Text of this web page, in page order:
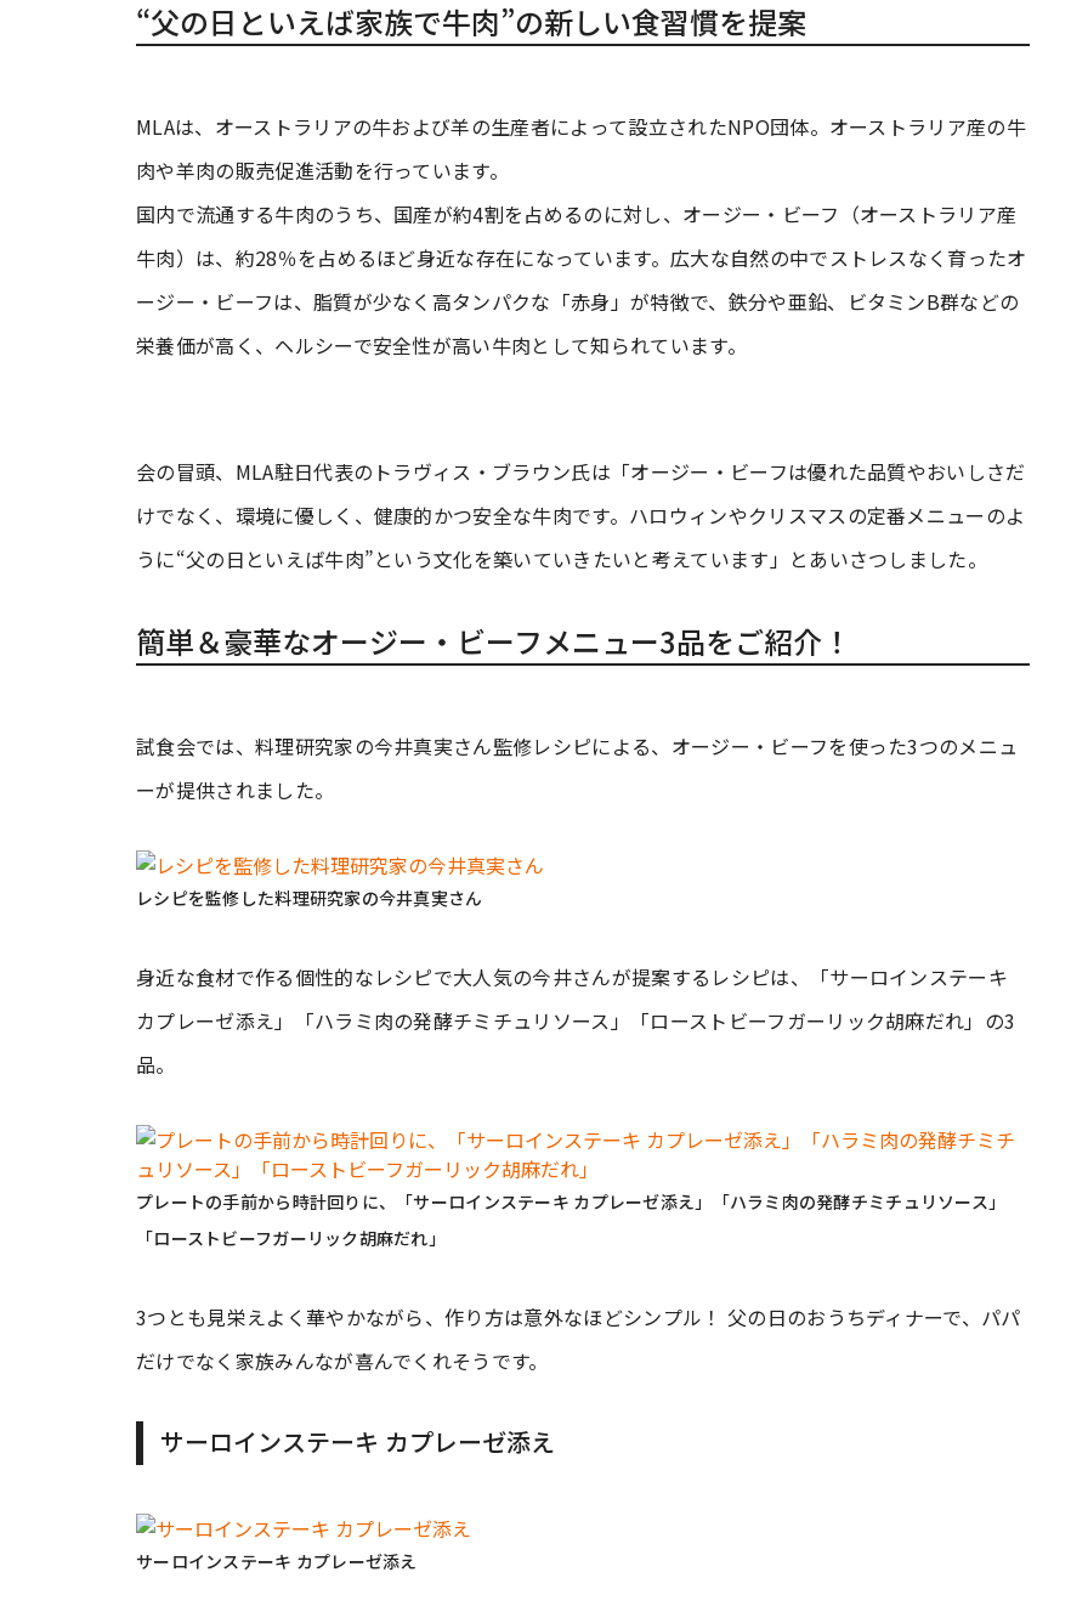
“父の日といえば家族で牛肉”の新しい食習慣を提案
MLAは、オーストラリアの牛および羊の生産者によって設立されたNPO団体。オーストラリア産の牛
肉や羊肉の販売促進活動を行っています。
国内で流通する牛肉のうち、国産が約4割を占めるのに対し、オージー・ビーフ（オーストラリア産
牛肉）は、約28％を占めるほど身近な存在になっています。広大な自然の中でストレスなく育ったオ
ージー・ビーフは、脂質が少なく高タンパクな「赤身」が特徴で、鉄分や亜鉛、ビタミンB群などの
栄養価が高く、ヘルシーで安全性が高い牛肉として知られています。
会の冒頭、MLA駐日代表のトラヴィス・ブラウン氏は「オージー・ビーフは優れた品質やおいしさだ
けでなく、環境に優しく、健康的かつ安全な牛肉です。ハロウィンやクリスマスの定番メニューのよ
うに“父の日といえば牛肉”という文化を築いていきたいと考えています」とあいさつしました。
簡単＆豪華なオージー・ビーフメニュー3品をご紹介！
試食会では、料理研究家の今井真実さん監修レシピによる、オージー・ビーフを使った3つのメニュ
ーが提供されました。
レシピを監修した料理研究家の今井真実さん
身近な食材で作る個性的なレシピで大人気の今井さんが提案するレシピは、「サーロインステーキ
カプレーゼ添え」「ハラミ肉の発酵チミチュリソース」「ローストビーフガーリック胡麻だれ」の3
品。
プレートの手前から時計回りに、「サーロインステーキ カプレーゼ添え」「ハラミ肉の発酵チミチュリソース」
「ローストビーフガーリック胡麻だれ」
3つとも見栄えよく華やかながら、作り方は意外なほどシンプル！ 父の日のおうちディナーで、パパ
だけでなく家族みんなが喜んでくれそうです。
サーロインステーキ カプレーゼ添え
サーロインステーキ カプレーゼ添え